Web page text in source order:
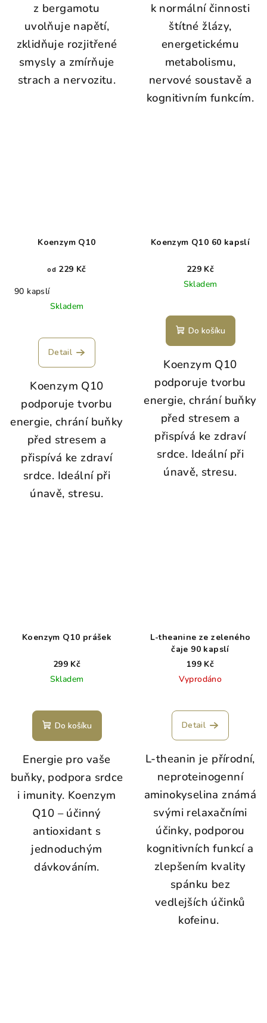
z bergamotu
uvolňuje napětí,
zklidňuje rozjitřené
smysly a zmírňuje
strach a nervozitu.
k normální činnosti
štítné žlázy,
energetickému
metabolismu,
nervové soustavě a
kognitivním funkcím.
Koenzym Q10
od 229 Kč
90 kapslí
Skladem
Detail
Koenzym Q10
podporuje tvorbu
energie, chrání buňky
před stresem a
přispívá ke zdraví
srdce. Ideální při
únavě, stresu.
Koenzym Q10 60 kapslí
229 Kč
Skladem
Do košíku
Koenzym Q10
podporuje tvorbu
energie, chrání buňky
před stresem a
přispívá ke zdraví
srdce. Ideální při
únavě, stresu.
Koenzym Q10 prášek
299 Kč
Skladem
Do košíku
Energie pro vaše
buňky, podpora srdce
i imunity. Koenzym
Q10 – účinný
antioxidant s
jednoduchým
dávkováním.
L-theanine ze zeleného
čaje 90 kapslí
199 Kč
Vyprodáno
Detail
L-theanin je přírodní,
neproteinogenní
aminokyselina známá
svými relaxačními
účinky, podporou
kognitivních funkcí a
zlepšením kvality
spánku bez
vedlejších účinků
kofeinu.